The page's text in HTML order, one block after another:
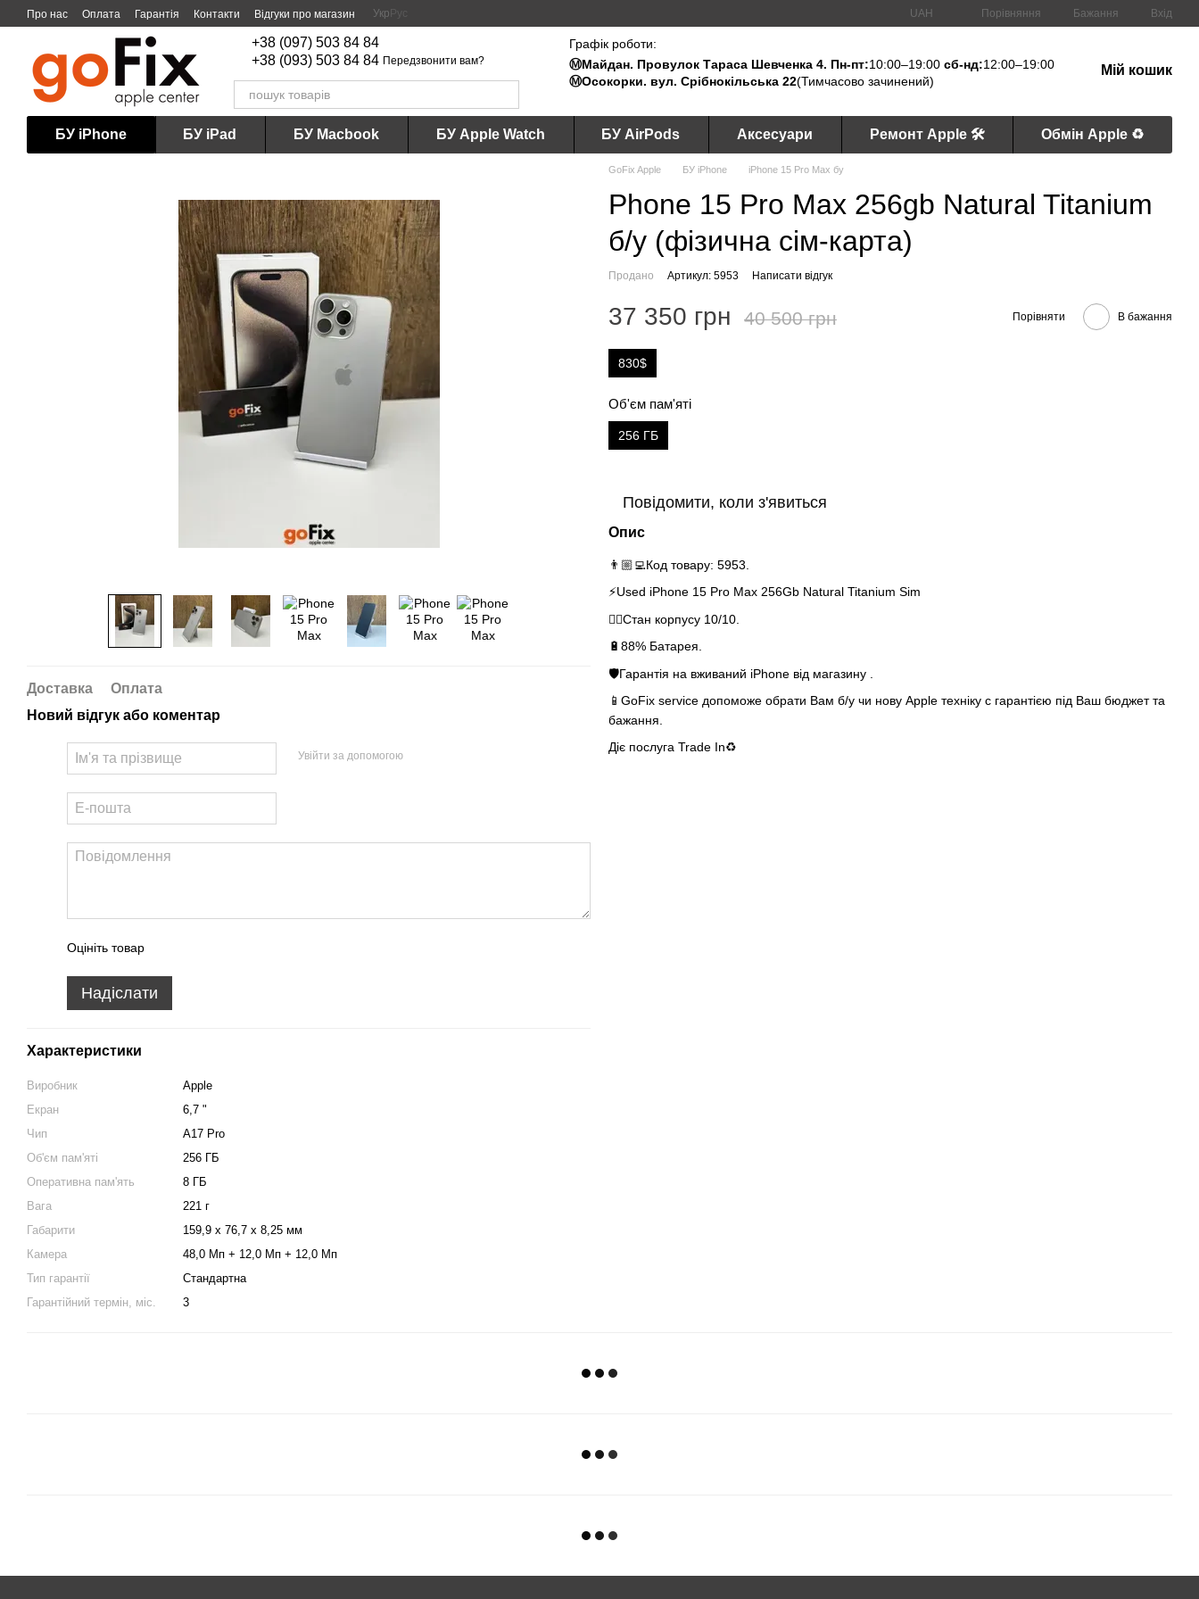
Перейти до основного контенту
Про нас Оплата Гарантія Контакти Відгуки про магазин Укр Рус UAH Порівняння Бажання Вхід
+38 (097) 503 84 84
+38 (093) 503 84 84 Передзвонити вам?
Графік роботи:
Ⓜ️Майдан. Провулок Тараса Шевченка 4. Пн-пт:10:00–19:00сб-нд:12:00–19:00
Ⓜ️Осокорки. вул. Срібнокільська 22(Тимчасово зачинений)
Мій кошик
БУ iPhone БУ iPad БУ Macbook БУ Apple Watch БУ AirPods Аксесуари Ремонт Apple 🛠 Обмін Apple ♻️
Доставка
Оплата
Новий відгук або коментар
Увійти за допомогою
Оцініть товар
Надіслати
Характеристики
Виробник
Apple
Екран
6,7 "
Чип
A17 Pro
Об'єм пам'яті
256 ГБ
Оперативна пам'ять
8 ГБ
Вага
221 г
Габарити
159,9 х 76,7 х 8,25 мм
Камера
48,0 Мп + 12,0 Мп + 12,0 Мп
Тип гарантії
Стандартна
Гарантійний термін, міс.
3
GoFix Apple БУ iPhone iPhone 15 Pro Max бу
Phone 15 Pro Max 256gb Natural Titanium
б/у (фізична сім-карта)
Продано Артикул: 5953 Написати відгук
37 350 грн 40 500 грн Порівняти В бажання
830$
Об'єм пам'яті
256 ГБ
Повідомити, коли з'явиться
Опис
👨🏼‍💻Код товару: 5953.
⚡️Used iPhone 15 Pro Max 256Gb Natural Titanium Sim
👌🏻Стан корпусу 10/10.
🔋88% Батарея.
🛡Гарантія на вживаний iPhone від магазину .
📱GoFix service допоможе обрати Вам б/у чи нову Apple техніку с гарантією під Ваш бюджет та
бажання.
Діє послуга Trade In♻️